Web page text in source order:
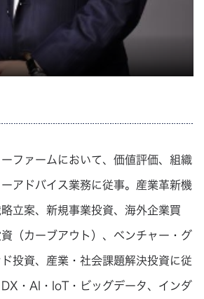
ファームにおいて、価値評価、組織
アドバイス業務に従事。産業革新機
立案、新規事業投資、海外企業買
（カーブアウト）、ベンチャー・グ
投資、産業・社会課題解決投資に従
・AI・IoT・ビッグデータ、インダ